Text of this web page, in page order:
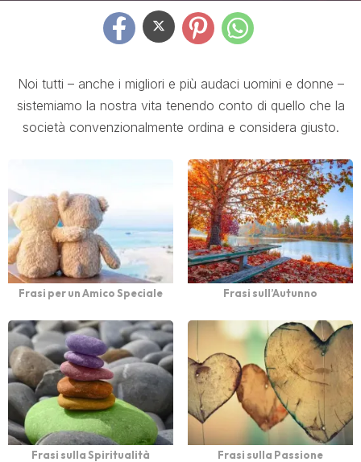
Noi tutti – anche i migliori e più audaci uomini e donne –
sistemiamo la nostra vita tenendo conto di quello che la
società convenzionalmente ordina e considera giusto.
Frasi per un Amico Speciale Frasi sull’Autunno
Frasi sulla Spiritualità Frasi sulla Passione